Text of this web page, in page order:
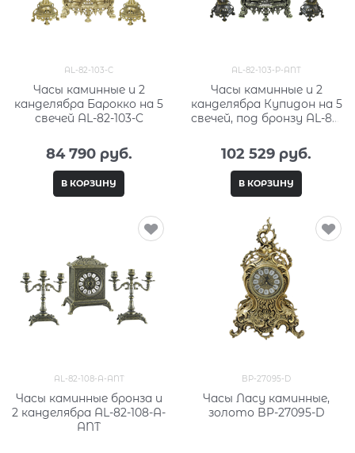
AL-82-103-C
Часы каминные и 2
канделябра Барокко на 5
свечей AL-82-103-C
84 790 руб.
В КОРЗИНУ
AL-82-103-P-ANT
Часы каминные и 2
канделябра Купидон на 5
свечей, под бронзу AL-82-
102 529 руб.
В КОРЗИНУ
AL-82-108-A-ANT
Часы каминные бронза и
2 канделябра AL-82-108-A-
ANT
BP-27095-D
Часы Ласу каминные,
золото BP-27095-D